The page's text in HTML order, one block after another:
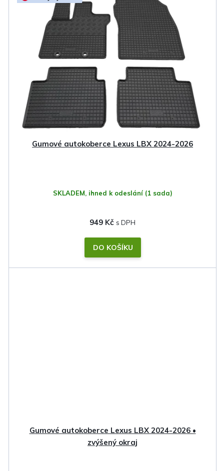
Gumové autokoberce Lexus LBX 2024-2026
SKLADEM, ihned k odeslání (1 sada)
949 Kč
DO KOŠÍKU
Gumové autokoberce Lexus LBX 2024-2026 •
zvýšený okraj